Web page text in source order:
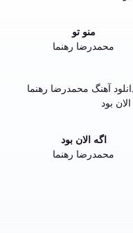
منو تو
محمدرضا رهنما
اگه الان بود
محمدرضا رهنما